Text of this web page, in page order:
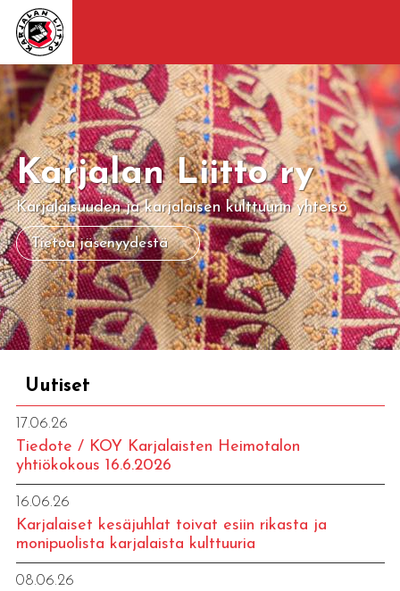
Karjalan Liitto ry
Karjalaisuuden ja karjalaisen kulttuurin yhteisö
Tietoa jäsenyydestä
Uutiset
17.06.26
Tiedote / KOY Karjalaisten Heimotalon
yhtiökokous 16.6.2026
16.06.26
Karjalaiset kesäjuhlat toivat esiin rikasta ja
monipuolista karjalaista kulttuuria
08.06.26